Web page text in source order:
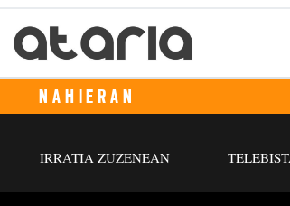
NAHIERAN
IRRATIA ZUZENEAN